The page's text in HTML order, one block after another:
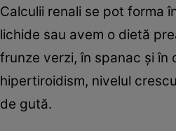
Calculii renali se pot forma
lichide sau avem o dietă
frunze verzi, în spanac şi
hipertiroidism, nivelul
de gută.